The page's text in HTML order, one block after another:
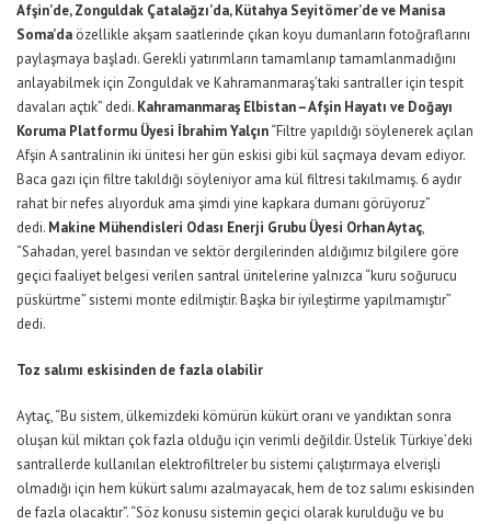
Afşin’de, Zonguldak Çatalağzı’da, Kütahya Seyitömer’de ve Manisa
Soma’da özellikle akşam saatlerinde çıkan koyu dumanların fotoğraflarını
paylaşmaya başladı. Gerekli yatırımların tamamlanıp tamamlanmadığını
anlayabilmek için Zonguldak ve Kahramanmaraş’taki santraller için tespit
davaları açtık” dedi. Kahramanmaraş Elbistan – Afşin Hayatı ve Doğayı
Koruma Platformu Üyesi İbrahim Yalçın“Filtre yapıldığı söylenerek açılan
Afşin A santralinin iki ünitesi her gün eskisi gibi kül saçmaya devam ediyor.
Baca gazı için filtre takıldığı söyleniyor ama kül filtresi takılmamış. 6 aydır
rahat bir nefes alıyorduk ama şimdi yine kapkara dumanı görüyoruz”
dedi. Makine Mühendisleri Odası Enerji Grubu Üyesi Orhan Aytaç,
“Sahadan, yerel basından ve sektör dergilerinden aldığımız bilgilere göre
geçici faaliyet belgesi verilen santral ünitelerine yalnızca “kuru soğurucu
püskürtme” sistemi monte edilmiştir. Başka bir iyileştirme yapılmamıştır”
dedi.
Toz salımı eskisinden de fazla olabilir
Aytaç, “Bu sistem, ülkemizdeki kömürün kükürt oranı ve yandıktan sonra
oluşan kül miktarı çok fazla olduğu için verimli değildir. Üstelik Türkiye’deki
santrallerde kullanılan elektrofiltreler bu sistemi çalıştırmaya elverişli
olmadığı için hem kükürt salımı azalmayacak, hem de toz salımı eskisinden
de fazla olacaktır”. “Söz konusu sistemin geçici olarak kurulduğu ve bu